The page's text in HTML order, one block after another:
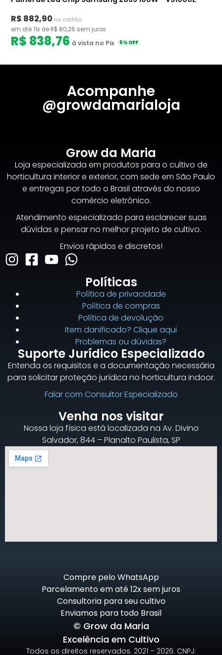
R$ 882,90 no cartão
em até 11x de R$ 80,26 sem juros
R$ 838,76 à vista no Pix 5% OFF
Acompanhe
@growdamarialoja
Grow da Maria
Loja especializada em produtos para o cultivo de
horticultura interior e exterior, com sede em São Paulo
e entregas por todo o Brasil através do nosso
comércio eletrônico.
Atendimento especializado para esclarecer suas
dúvidas e pensar no melhor projeto de cultivo.
Envios rápidos e discretos!
Políticas
Política de privacidade
Política de compras
Política de devolução
Item danificado? Clique aqui
Problemas ou dúvidas?
Suporte Jurídico Especializado
Entenda os requisitos e a documentação necessária
para solicitar proteção jurídica no horticultura indoor.
Falar com Consultor Especializado
Venha nos visitar
Nossa loja física está localizada na Av. Divino
Salvador, 844 – Planalto Paulista, SP
Compre pelo WhatsApp
Parcelamento em até 12x sem juros
Consultoria para seu cultivo
Enviamos para todo Brasil
© Grow da Maria
Excelência em Cultivo
Todos os direitos reservados. 2021 – 2026. CNPJ: